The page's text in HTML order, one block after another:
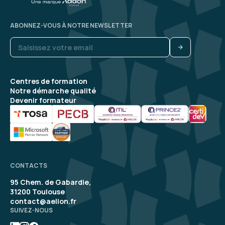
5
Maxime M. Le 17/04/2026
Complète, explications claires, bon
accompagnement
Formation : Power BI, concevoir des tableaux de bord
Frederic S. Le 16/04/2026
Centres de formation
Notre démarche qualité
Devenir formateur
ABONNEZ-VOUS À NOTRE NEWSLETTER
CONTACTS
95 Chem. de Gabardie,
31200 Toulouse
contact@aelion.fr
SUIVEZ-NOUS